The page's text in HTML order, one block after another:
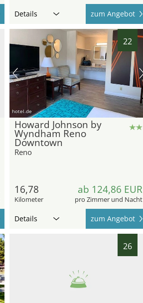
Details zum Angebot
22
hotel.de
Howard Johnson by
Wyndham Reno
Downtown
Reno
16,78
Kilometer
ab 124,86 EUR
pro Zimmer und Nacht
Details zum Angebot
26